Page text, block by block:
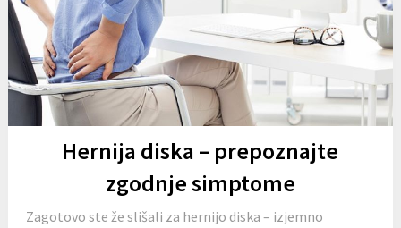
Hernija diska – prepoznajte
zgodnje simptome
Zagotovo ste že slišali za hernijo diska – izjemno